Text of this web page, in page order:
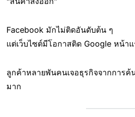
Facebook มักไม่ติดอันดับต้น ๆ
แต่เว็บไซต์มีโอกาสติด Google หน้าแ
ลูกค้าหลายพันคนเจอธุรกิจจากการ
มาก